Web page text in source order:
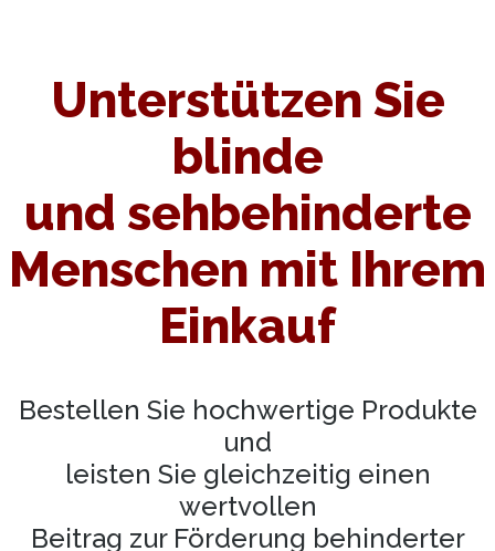
Unterstützen Sie
blinde
und sehbehinderte
Menschen mit Ihrem
Einkauf
Bestellen Sie hochwertige Produkte
und
leisten Sie gleichzeitig einen
wertvollen
Beitrag zur Förderung behinderter